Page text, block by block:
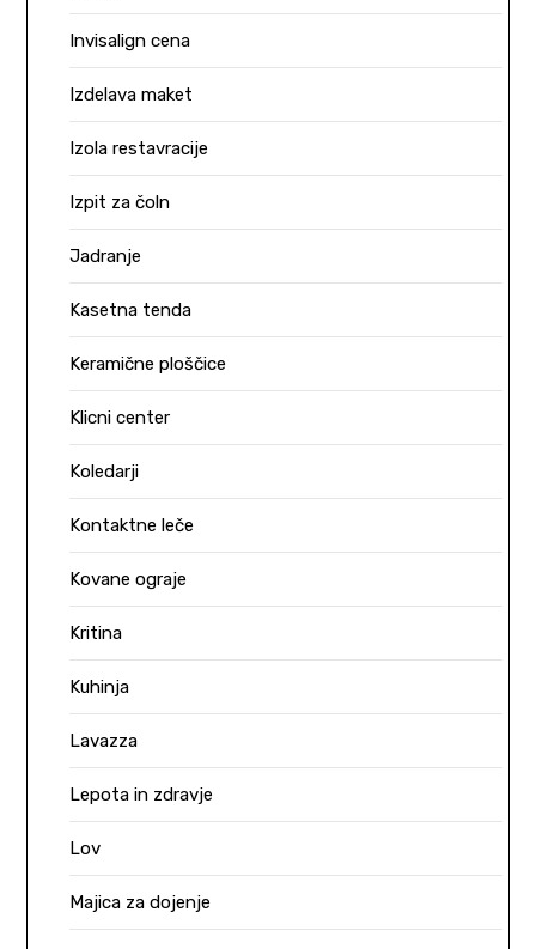
Invisalign cena
Izdelava maket
Izola restavracije
Izpit za čoln
Jadranje
Kasetna tenda
Keramične ploščice
Klicni center
Koledarji
Kontaktne leče
Kovane ograje
Kritina
Kuhinja
Lavazza
Lepota in zdravje
Lov
Majica za dojenje